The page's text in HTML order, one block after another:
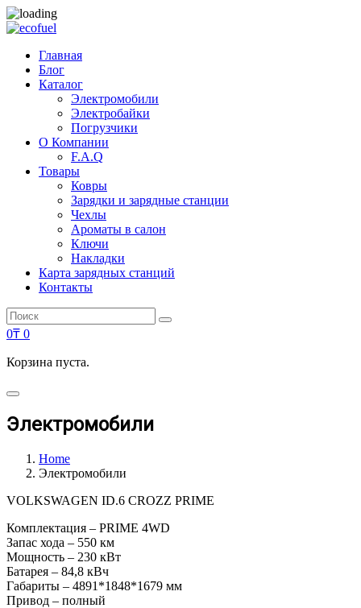
Главная
Блог
Каталог
Электромобили
Электробайки
Погрузчики
О Компании
F.A.Q
Товары
Ковры
Зарядки и зарядные станции
Чехлы
Ароматы в салон
Ключи
Накладки
Карта зарядных станций
Контакты
Search
for:
Search
0₸ 0
Корзина пуста.
Электромобили
Home
Электромобили
VOLKSWAGEN ID.6 CROZZ PRIME
Комплектация – PRIME 4WD
Запас хода – 550 км
Мощность – 230 кВт
Батарея – 84,8 кВч
Габариты – 4891*1848*1679 мм
Привод – полный